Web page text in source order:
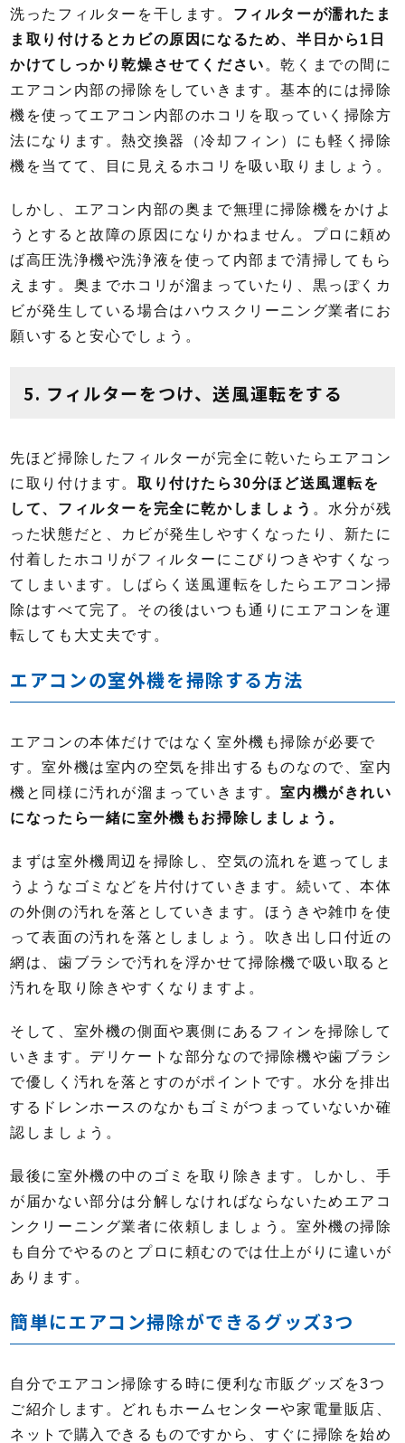
洗ったフィルターを干します。 フィルターが濡れたま
ま取り付けるとカビの原因になるため、半日から1日
かけてしっかり乾燥させてください 。乾くまでの間に
エアコン内部の掃除をしていきます。基本的には掃除
機を使ってエアコン内部のホコリを取っていく掃除方
法になります。熱交換器（冷却フィン）にも軽く掃除
機を当てて、目に見えるホコリを吸い取りましょう。
しかし、エアコン内部の奥まで無理に掃除機をかけよ
うとすると故障の原因になりかねません。プロに頼め
ば高圧洗浄機や洗浄液を使って内部まで清掃してもら
えます。奥までホコリが溜まっていたり、黒っぽくカ
ビが発生している場合はハウスクリーニング業者にお
願いすると安心でしょう。
5. フィルターをつけ、送風運転をする
先ほど掃除したフィルターが完全に乾いたらエアコン
に取り付けます。取り付けたら30分ほど送風運転を
して、フィルターを完全に乾かしましょう 。水分が残
った状態だと、カビが発生しやすくなったり、新たに
付着したホコリがフィルターにこびりつきやすくなっ
てしまいます。しばらく送風運転をしたらエアコン掃
除はすべて完了。その後はいつも通りにエアコンを運
転しても大丈夫です。
エアコンの室外機を掃除する方法
エアコンの本体だけではなく室外機も掃除が必要で
す。室外機は室内の空気を排出するものなので、室内
機と同様に汚れが溜まっていきます。室内機がきれい
になったら一緒に室外機もお掃除しましょう。
まずは室外機周辺を掃除し、空気の流れを遮ってしま
うようなゴミなどを片付けていきます。続いて、本体
の外側の汚れを落としていきます。ほうきや雑巾を使
って表面の汚れを落としましょう。吹き出し口付近の
網は、歯ブラシで汚れを浮かせて掃除機で吸い取ると
汚れを取り除きやすくなりますよ。
そして、室外機の側面や裏側にあるフィンを掃除して
いきます。デリケートな部分なので掃除機や歯ブラシ
で優しく汚れを落とすのがポイントです。水分を排出
するドレンホースのなかもゴミがつまっていないか確
認しましょう。
最後に室外機の中のゴミを取り除きます。しかし、手
が届かない部分は分解しなければならないためエアコ
ンクリーニング業者に依頼しましょう。室外機の掃除
も自分でやるのとプロに頼むのでは仕上がりに違いが
あります。
簡単にエアコン掃除ができるグッズ3つ
自分でエアコン掃除する時に便利な市販グッズを3つ
ご紹介します。どれもホームセンターや家電量販店、
ネットで購入できるものですから、すぐに掃除を始め